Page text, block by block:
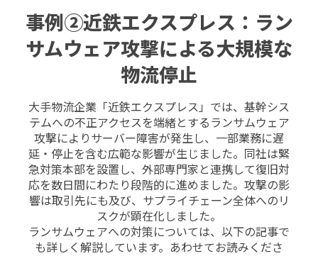
事例②近鉄エクスプレス：ラン
サムウェア攻撃による大規模な
物流停止
大手物流企業「近鉄エクスプレス」では、基幹シス
テムへの不正アクセスを端緒とするランサムウェア
攻撃によりサーバー障害が発生し、一部業務に遅
延・停止を含む広範な影響が生じました。
同社は緊
急対策本部を設置し、外部専門家と連携して復旧対
応を数日間にわたり段階的に進めました。攻撃の影
響は取引先にも及び、サプライチェーン全体へのリ
スクが顕在化しました。
ランサムウェアへの対策については、以下の記事で
も詳しく解説しています。あわせてお読みくださ